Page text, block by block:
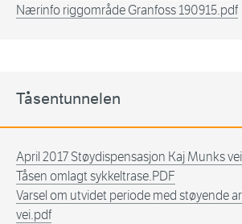
Nærinfo riggområde Granfoss 190915.pdf
Tåsentunnelen
April 2017 Støydispensasjon Kaj Munks
Tåsen omlagt sykkeltrase.PDF
Varsel om utvidet periode med støyende
vei.pdf